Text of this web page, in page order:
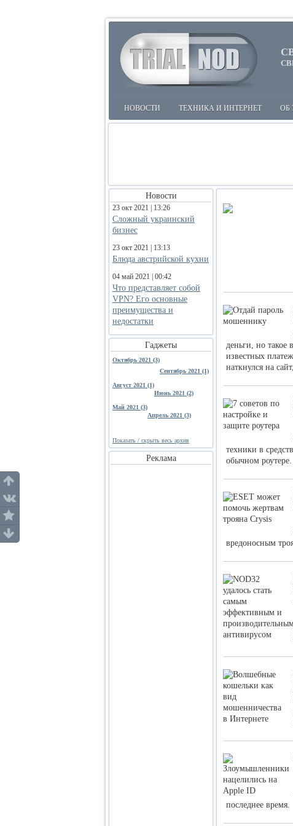
НОВОСТИ ТЕХНИКА И ИНТЕРНЕТ ОБ
Новости
23 окт 2021 | 13:26
Сложный украинский
бизнес
23 окт 2021 | 13:13
Блюда австрийской кухни
04 май 2021 | 00:42
Что представляет собой
VPN? Его основные
преимущества и
недостатки
Гаджеты
Октябрь 2021 (3)
Сентябрь 2021 (1)
Август 2021 (1)
Июнь 2021 (2)
Май 2021 (3)
Апрель 2021 (3)
Показать / скрыть весь архив
Реклама
деньги, но такое
известных
наткнулся на
техники в
обычном роутере.
вредоносным
последнее время.